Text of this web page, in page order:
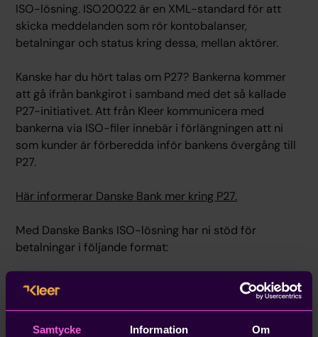
Samtycke Information Om
ISO-lösning. ISO20022 är en XML-standard för att
skicka meddelanden som rör kontobalanser,
betalningar och status kring dessa, mellan aktörer.
Kanske har du hört talas om P27? Bankerna kommer
att gå ifrån bankgirot i samband med det så kallade
P27-initiativet. Att från Kleer kommunicera med
bankerna via ISO-filer innebär i förlängningen att ni
som kunder är förberedda inför bankens övergång till
P27.
Här informerar Danske Bank mer kring P27.
Med Danske Banks ISO-lösning har ni stöd för
betalningar i följande format:
Inbetalningar
Lön